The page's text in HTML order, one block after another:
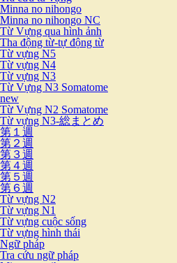
Minna no nihongo
Minna no nihongo NC
Từ Vựng qua hình ảnh
Tha động từ-tự động từ
Từ vựng N5
Từ vựng N4
Từ vựng N3
Từ Vựng N3 Somatome
new
Từ Vựng N2 Somatome
Từ vựng N3-総まとめ
第１週
第２週
第３週
第４週
第５週
第６週
Từ vựng N2
Từ vựng N1
Từ vựng cuộc sống
Từ vựng hình thái
Ngữ pháp
Tra cứu ngữ pháp